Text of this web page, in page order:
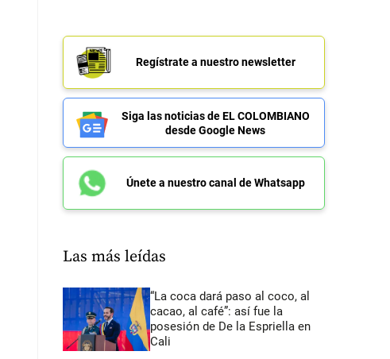
Regístrate a nuestro newsletter
Siga las noticias de EL COLOMBIANO
desde Google News
Únete a nuestro canal de Whatsapp
Las más leídas
“La coca dará paso al coco, al
cacao, al café”: así fue la
posesión de De la Espriella en
Cali